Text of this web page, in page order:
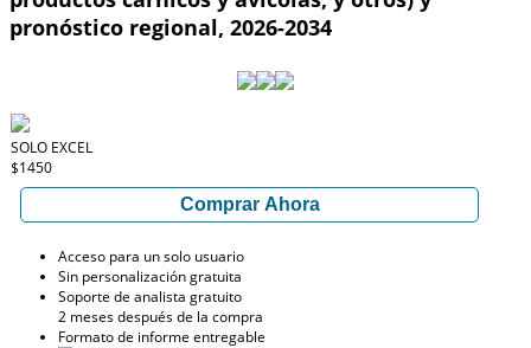
pronóstico regional, 2026-2034
SOLO EXCEL
$1450
Comprar Ahora
Acceso para un solo usuario
Sin personalización gratuita
Soporte de analista gratuito
2 meses después de la compra
Formato de informe entregable